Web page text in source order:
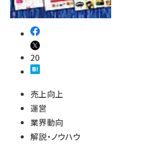
20
売上向上
運営
業界動向
解説・ノウハウ